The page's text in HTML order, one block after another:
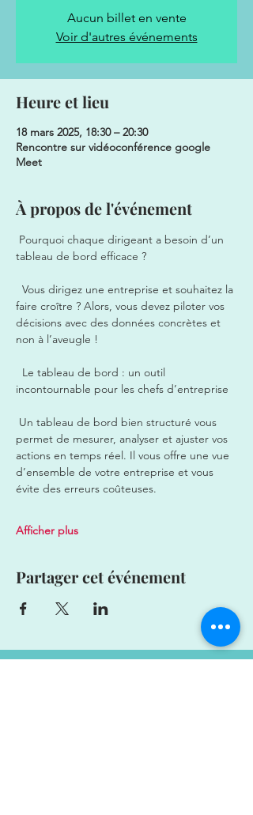
Aucun billet en vente
Voir d'autres événements
Heure et lieu
18 mars 2025, 18:30 – 20:30
Rencontre sur vidéoconférence google
Meet
À propos de l'événement
Pourquoi chaque dirigeant a besoin d’un
tableau de bord efficace ?
faire croître ? Alors, vous devez piloter vos
décisions avec des données concrètes et
non à l’aveugle !
incontournable pour les chefs d’entreprise
permet de mesurer, analyser et ajuster vos
actions en temps réel. Il vous offre une vue
d’ensemble de votre entreprise et vous
évite des erreurs coûteuses.
Afficher plus
Partager cet événement